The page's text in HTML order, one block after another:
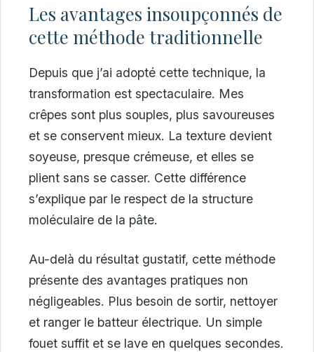
Les avantages insoupçonnés de
cette méthode traditionnelle
Depuis que j’ai adopté cette technique, la
transformation est spectaculaire. Mes
crêpes sont plus souples, plus savoureuses
et se conservent mieux. La texture devient
soyeuse, presque crémeuse, et elles se
plient sans se casser. Cette différence
s’explique par le respect de la structure
moléculaire de la pâte.
Au-delà du résultat gustatif, cette méthode
présente des avantages pratiques non
négligeables. Plus besoin de sortir, nettoyer
et ranger le batteur électrique. Un simple
fouet suffit et se lave en quelques secondes.